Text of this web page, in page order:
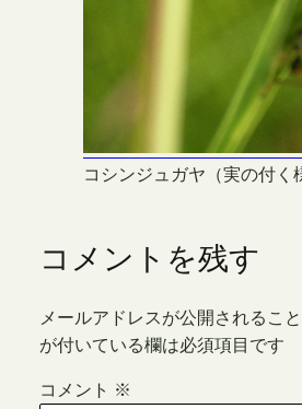
コシンジュガヤ（実の付
コメントを残す
メールアドレスが公開されること
が付いている欄は必須項目です
コメント ※